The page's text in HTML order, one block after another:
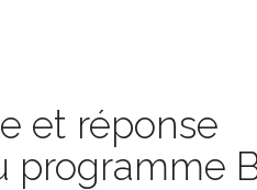
et réponse
programme